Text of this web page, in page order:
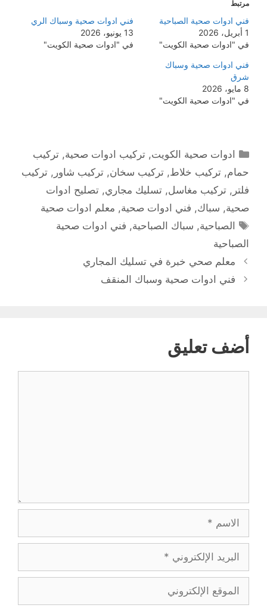
مرتبط
فني ادوات صحية الصباحية
1 أبريل، 2026
في "ادوات صحية الكويت"
فني ادوات صحية وسباك الري
13 يونيو، 2026
في "ادوات صحية الكويت"
فني ادوات صحية وسباك
شرق
8 مايو، 2026
في "ادوات صحية الكويت"
التصنيفات
ادوات صحية الكويت,تركيب ادوات صحية,تركيب
حمام, تركيب خلاط, تركيب سخان, تركيب شاور , تركيب
فلتر , تركيب مغاسل, تسليك مجاري, تصليح ادوات
صحية, سباك, فني ادوات صحية, معلم ادوات صحية
الوسوم
الصباحية, سباك الصباحية, فني ادوات صحية
الصباحية
معلم صحي خبرة في تسليك المجاري
فني ادوات صحية وسباك المنقف
أضف تعليق
الإلكتروني
الإلكتروني